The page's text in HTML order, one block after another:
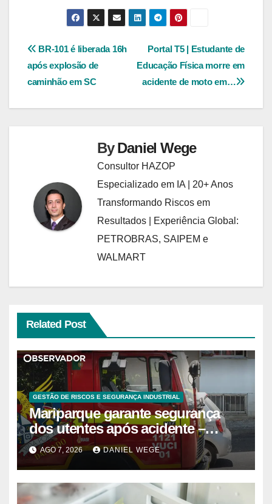
Navegação
de
Portal T5 | Estudante de
Educação Física morre em
acidente de moto em…
BR-101 é liberada 16h
após explosão de
caminhão em SC
ByDaniel Wege
Consultor HAZOP
Especializado em IA | 20+ Anos
Transformando Riscos em
Resultados | Experiência Global:
PETROBRAS, SAIPEM e
WALMART
Related Post
GESTÃO DE RISCOS E SEGURANÇA INDUSTRIAL
Mariparque garante segurança
dos utentes após acidente –
Observador
AGO 7, 2026 DANIEL WEGE